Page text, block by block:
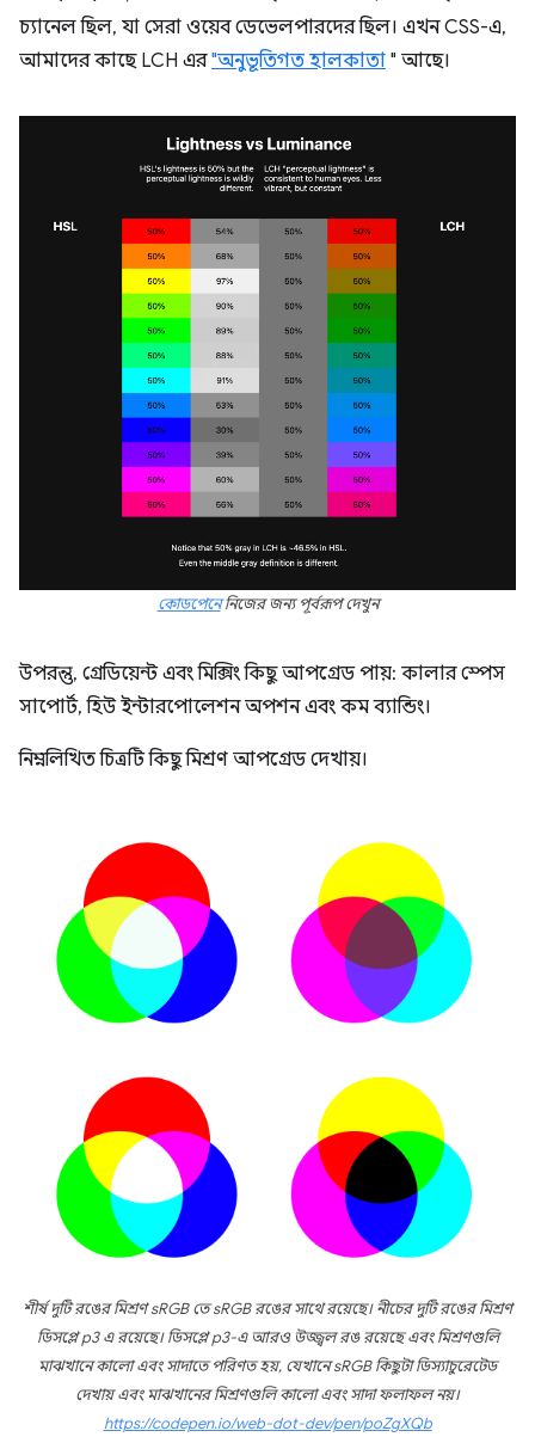
চ্যানেল ছিল, যা সেরা ওয়েব ডেভেলপারদের ছিল। এখন CSS-এ,
আমাদের কাছে LCH এর"অনুভূতিগত হালকাতা " আছে।
কোডপেনেনিজের জন্য পূর্বরূপ দেখুন
উপরন্তু, গ্রেডিয়েন্ট এবং মিক্সিং কিছু আপগ্রেড পায়: কালার স্পেস
সাপোর্ট, হিউ ইন্টারপোলেশন অপশন এবং কম ব্যান্ডিং।
নিম্নলিখিত চিত্রটি কিছু মিশ্রণ আপগ্রেড দেখায়।
শীর্ষ দুটি রঙের মিশ্রণ sRGB তে sRGB রঙের সাথে রয়েছে। নীচের দুটি রঙের মিশ্রণ
ডিসপ্লে p3 এ রয়েছে। ডিসপ্লে p3-এ আরও উজ্জ্বল রঙ রয়েছে এবং মিশ্রণগুলি
মাঝখানে কালো এবং সাদাতে পরিণত হয়, যেখানে sRGB কিছুটা ডিস্যাচুরেটেড
দেখায় এবং মাঝখানের মিশ্রণগুলি কালো এবং সাদা ফলাফল নয়।
https://codepen.io/web-dot-dev/pen/poZgXQb